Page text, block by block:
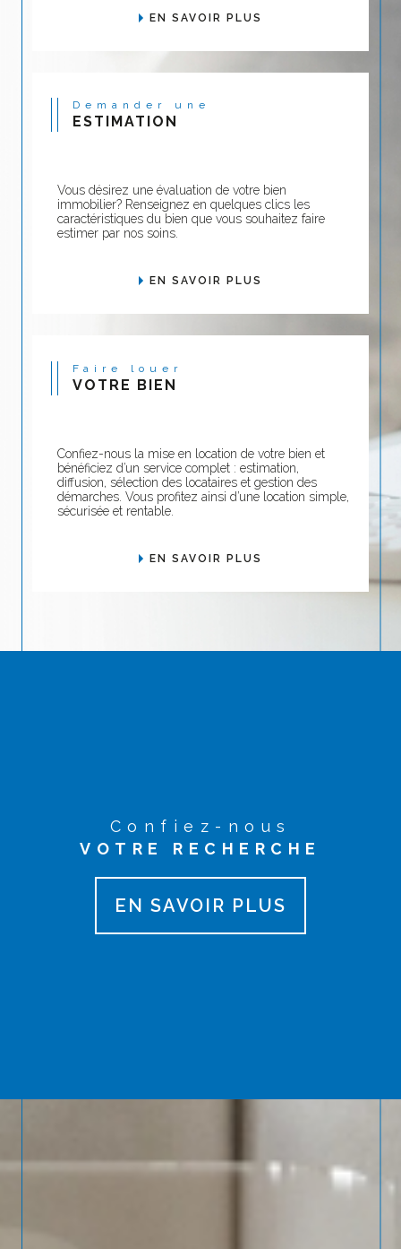
EN SAVOIR PLUS
Demander une
ESTIMATION
Vous désirez une évaluation de votre bien
immobilier? Renseignez en quelques clics les
caractéristiques du bien que vous souhaitez faire
estimer par nos soins.
EN SAVOIR PLUS
Faire louer
VOTRE BIEN
Confiez-nous la mise en location de votre bien et
bénéficiez d’un service complet : estimation,
diffusion, sélection des locataires et gestion des
démarches. Vous profitez ainsi d’une location simple,
sécurisée et rentable.
EN SAVOIR PLUS
Confiez-nous
VOTRE RECHERCHE
EN SAVOIR PLUS